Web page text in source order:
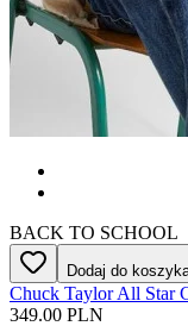
BACK TO SCHOOL
Dodaj do
Chuck Taylor All Star
349.00 PLN